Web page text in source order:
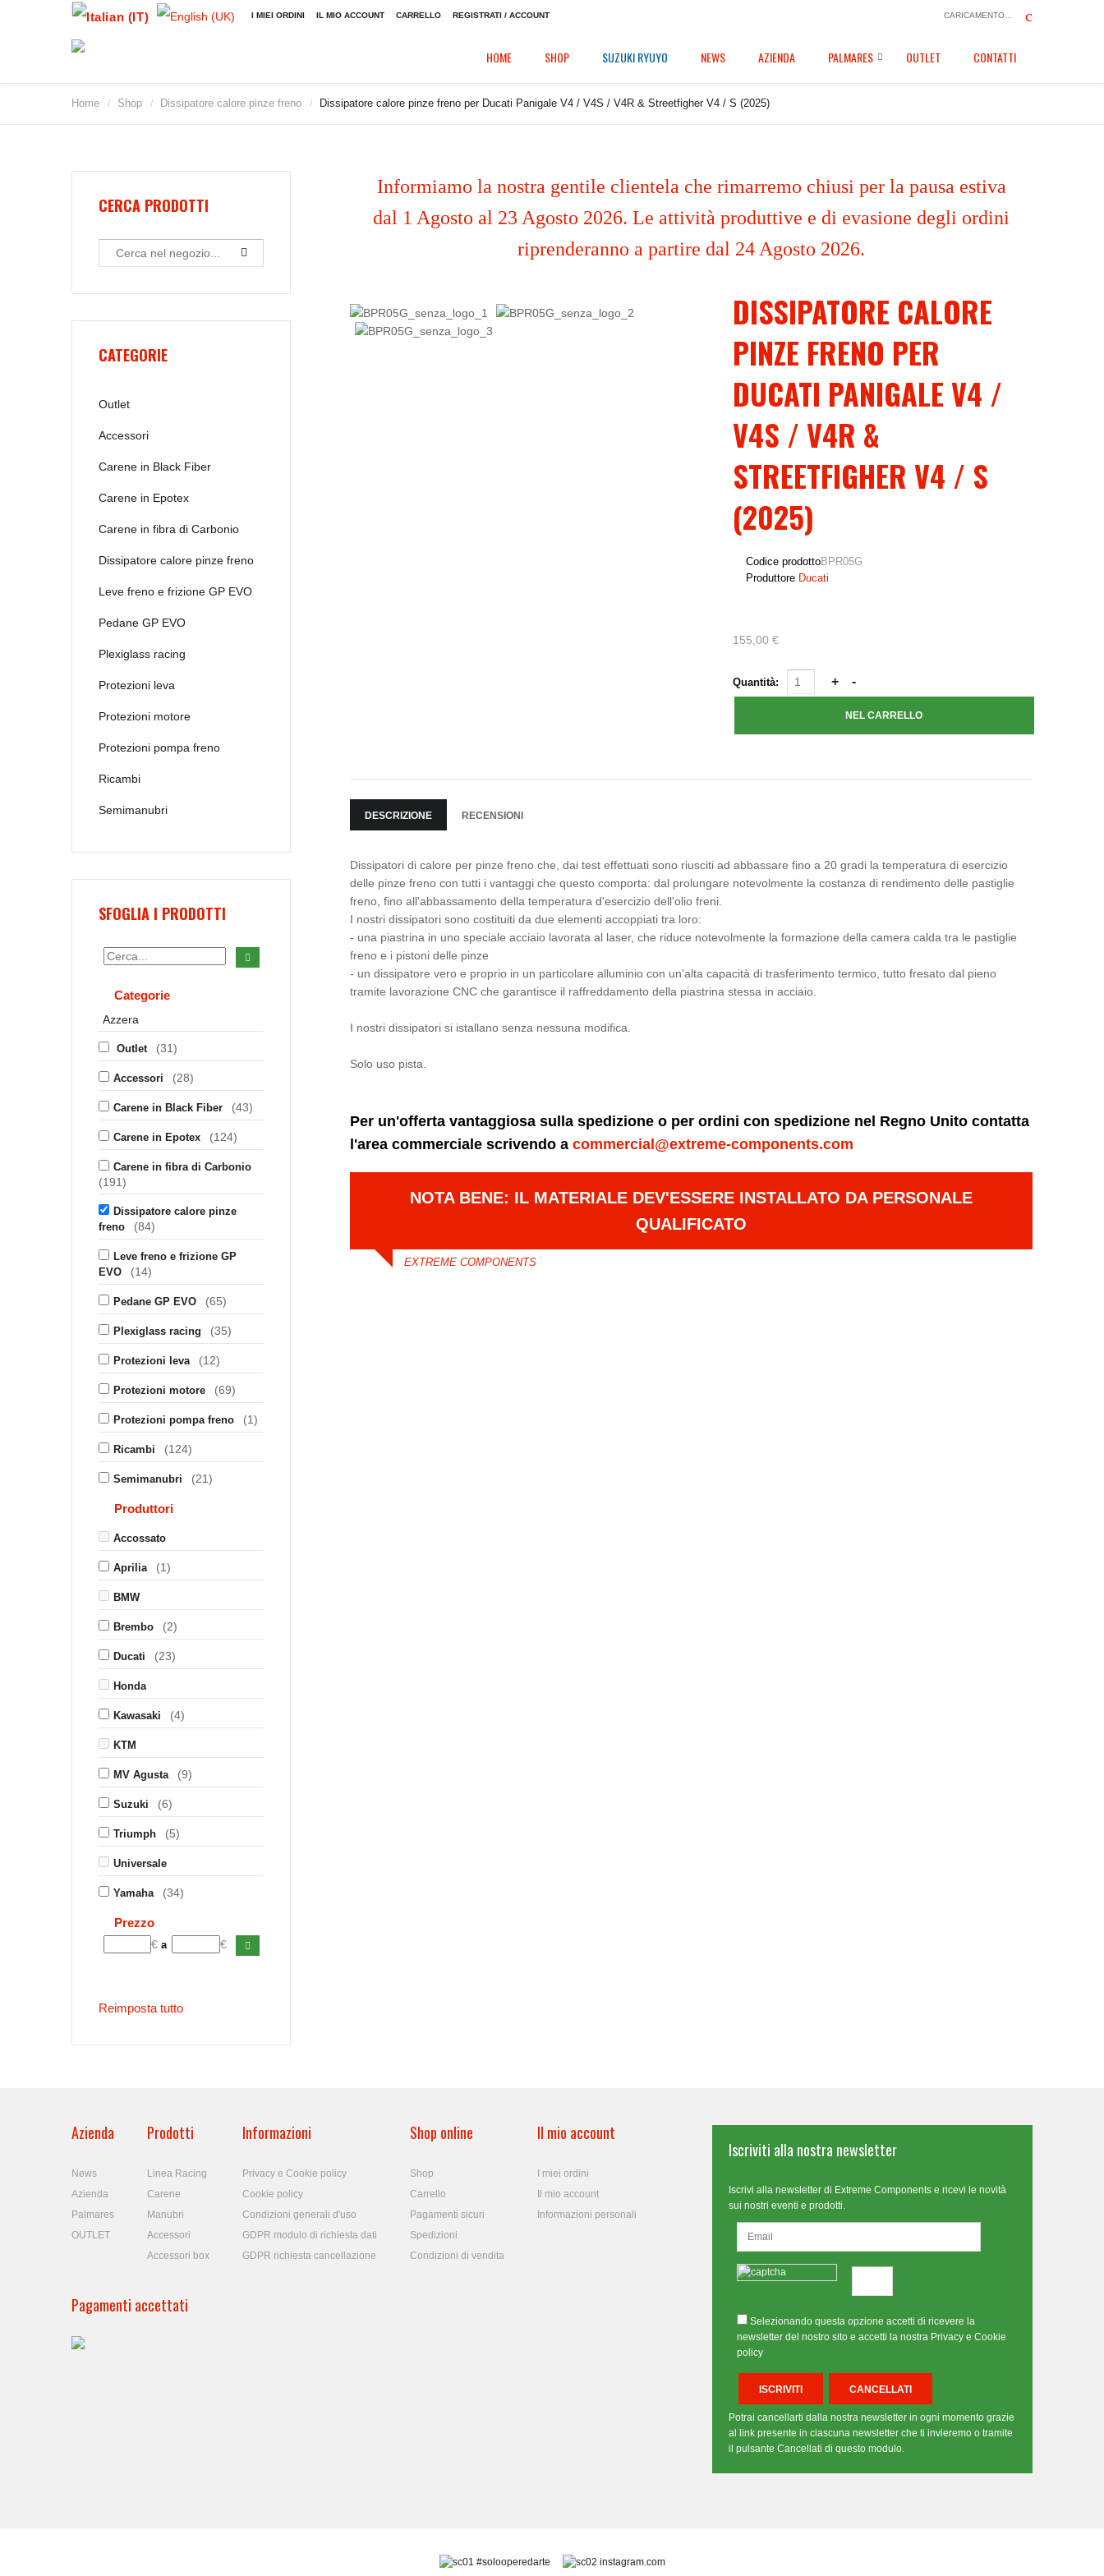
I MIEI ORDINI IL MIO ACCOUNT CARRELLO REGISTRATI / ACCOUNT CARICAMENTO...
HOME SHOP SUZUKI RYUYO NEWS AZIENDA PALMARES OUTLET CONTATTI
Home / Shop / Dissipatore calore pinze freno / Dissipatore calore pinze freno per Ducati Panigale V4 / V4S / V4R & Streetfigher V4 / S (2025)
Informiamo la nostra gentile clientela che rimarremo chiusi per la pausa estiva
dal 1 Agosto al 23 Agosto 2026. Le attività produttive e di evasione degli ordini
riprenderanno a partire dal 24 Agosto 2026.
DISSIPATORE CALORE
PINZE FRENO PER
DUCATI PANIGALE V4 /
V4S / V4R &
STREETFIGHER V4 / S
(2025)
Codice prodottoBPR05G
Produttore Ducati
155,00 €
Quantità:
DESCRIZIONE RECENSIONI
Dissipatori di calore per pinze freno che, dai test effettuati sono riusciti ad abbassare fino a 20 gradi la temperatura di esercizio
delle pinze freno con tutti i vantaggi che questo comporta: dal prolungare notevolmente la costanza di rendimento delle pastiglie
freno, fino all'abbassamento della temperatura d'esercizio dell'olio freni.
I nostri dissipatori sono costituiti da due elementi accoppiati tra loro:
- una piastrina in uno speciale acciaio lavorata al laser, che riduce notevolmente la formazione della camera calda tra le pastiglie
freno e i pistoni delle pinze
- un dissipatore vero e proprio in un particolare alluminio con un'alta capacità di trasferimento termico, tutto fresato dal pieno
tramite lavorazione CNC che garantisce il raffreddamento della piastrina stessa in acciaio.
I nostri dissipatori si istallano senza nessuna modifica.
Solo uso pista.
Per un'offerta vantaggiosa sulla spedizione o per ordini con spedizione nel Regno Unito contatta
l'area commerciale scrivendo acommercial@extreme-components.com
NOTA BENE: IL MATERIALE DEV'ESSERE INSTALLATO DA PERSONALE
QUALIFICATO
EXTREME COMPONENTS
CERCA PRODOTTI
CATEGORIE
Outlet
Accessori
Carene in Black Fiber
Carene in Epotex
Carene in fibra di Carbonio
Dissipatore calore pinze freno
Leve freno e frizione GP EVO
Pedane GP EVO
Plexiglass racing
Protezioni leva
Protezioni motore
Protezioni pompa freno
Ricambi
Semimanubri
SFOGLIA I PRODOTTI
Categorie
Azzera
Outlet (31)
Accessori (28)
Carene in Black Fiber (43)
Carene in Epotex (124)
Carene in fibra di Carbonio
(191)
Dissipatore calore pinze
freno
(84)
Leve freno e frizione GP
EVO
(14)
Pedane GP EVO (65)
Plexiglass racing (35)
Protezioni leva (12)
Protezioni motore (69)
Protezioni pompa freno (1)
Ricambi (124)
Semimanubri (21)
Produttori
Accossato
Aprilia (1)
BMW
Brembo (2)
Ducati (23)
Honda
Kawasaki (4)
KTM
MV Agusta (9)
Suzuki (6)
Triumph (5)
Universale
Yamaha (34)
Prezzo
€a €
Reimposta tutto
Azienda
News
Azienda
Palmares
OUTLET
Prodotti
Linea Racing
Carene
Manubri
Accessori
Accessori box
Informazioni
Privacy e Cookie policy
Cookie policy
Condizioni generali d'uso
GDPR modulo di richiesta dati
GDPR richiesta cancellazione
Shop online
Shop
Carrello
Pagamenti sicuri
Spedizioni
Condizioni di vendita
Il mio account
I miei ordini
Il mio account
Informazioni personali
Pagamenti accettati
Iscriviti alla nostra newsletter
Iscrivi alla newsletter di Extreme Components e ricevi le novità
sui nostri eventi e prodotti.
Selezionando questa opzione accetti di ricevere la
newsletter del nostro sito e accetti la nostra Privacy e Cookie
policy
Potrai cancellarti dalla nostra newsletter in ogni momento grazie
al link presente in ciascuna newsletter che ti invieremo o tramite
il pulsante Cancellati di questo modulo.
#solooperedarte instagram.com